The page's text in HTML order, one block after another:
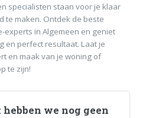
specialisten staan voor je klaar
te maken. Ontdek de beste
in Algemeen en geniet
en perfect resultaat. Laat je
en maak van je woning of
te zijn!
we nog geen